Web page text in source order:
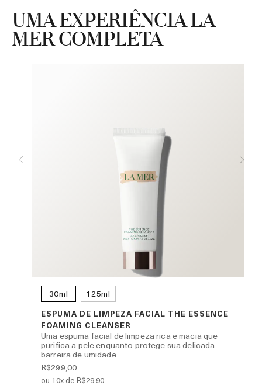
UMA EXPERIÊNCIA LA
MER COMPLETA
30ml 125ml
ESPUMA DE LIMPEZA FACIAL THE ESSENCE
FOAMING CLEANSER
Uma espuma facial de limpeza rica e macia que
purifica a pele enquanto protege sua delicada
barreira de umidade.
R$299,00
ou 10x de R$29,90